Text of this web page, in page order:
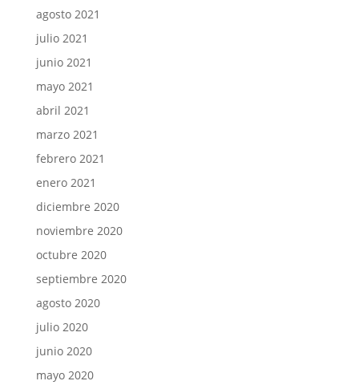
agosto 2021
julio 2021
junio 2021
mayo 2021
abril 2021
marzo 2021
febrero 2021
enero 2021
diciembre 2020
noviembre 2020
octubre 2020
septiembre 2020
agosto 2020
julio 2020
junio 2020
mayo 2020